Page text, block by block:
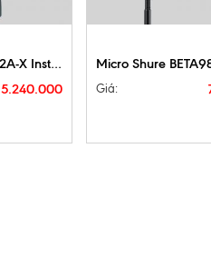
Micro Shure BETA52A-X Instrument
5.240.000
Micro Shure
Giá: